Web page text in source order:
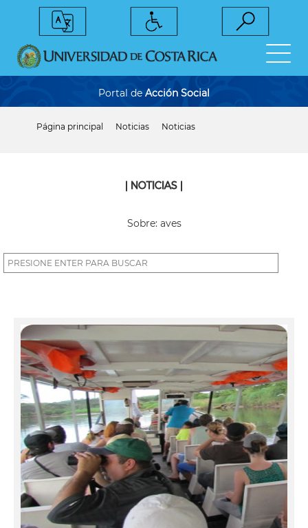
Portal de Acción Social
Página principal Noticias Noticias
| NOTICIAS |
Sobre: aves